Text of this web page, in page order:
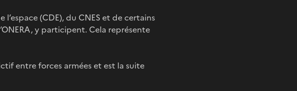
(CDE), du CNES et de certains
y participent. Cela représente
entre forces armées et est la suite